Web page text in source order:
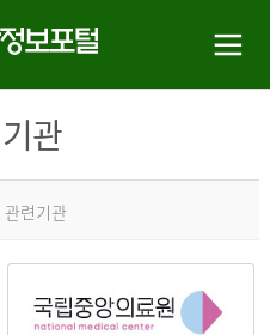
관
관련기관